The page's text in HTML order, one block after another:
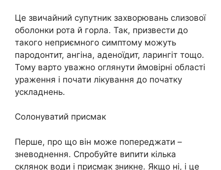
Це звичайний супутник захворювань слизової
оболонки рота й горла. Так, призвести до
такого неприємного симптому можуть
пародонтит, ангіна, аденоїдит, ларингіт тощо.
Тому варто уважно оглянути ймовірні області
ураження і почати лікування до початку
ускладнень.
Солонуватий присмак
Перше, про що він може попереджати –
зневоднення. Спробуйте випити кілька
склянок води і присмак зникне. Якщо ні, і це